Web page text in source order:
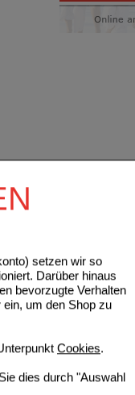
setzen wir so
Darüber hinaus
bevorzugte Verhalten
um den Shop zu
Cookies.
dies durch "Auswahl